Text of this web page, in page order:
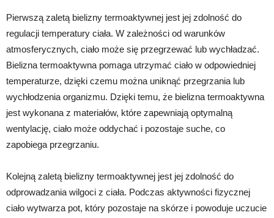
Pierwszą zaletą bielizny termoaktywnej jest jej zdolność do
regulacji temperatury ciała. W zależności od warunków
atmosferycznych, ciało może się przegrzewać lub wychładzać.
Bielizna termoaktywna pomaga utrzymać ciało w odpowiedniej
temperaturze, dzięki czemu można uniknąć przegrzania lub
wychłodzenia organizmu. Dzięki temu, że bielizna termoaktywna
jest wykonana z materiałów, które zapewniają optymalną
wentylację, ciało może oddychać i pozostaje suche, co
zapobiega przegrzaniu.
Kolejną zaletą bielizny termoaktywnej jest jej zdolność do
odprowadzania wilgoci z ciała. Podczas aktywności fizycznej
ciało wytwarza pot, który pozostaje na skórze i powoduje uczucie